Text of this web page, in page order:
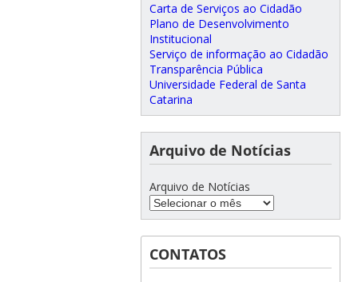
Carta de Serviços ao Cidadão
Plano de Desenvolvimento
Institucional
Serviço de informação ao Cidadão
Transparência Pública
Universidade Federal de Santa
Catarina
Arquivo de Notícias
Arquivo de Notícias
CONTATOS